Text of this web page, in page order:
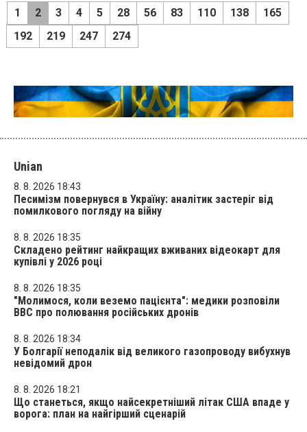
1 2 3 4 5 28 56 83 110 138
165
192
219 247 274
Unian
8. 8. 2026 18:43
Песимізм повернувся в Україну: аналітик застеріг від
помилкового погляду на війну
8. 8. 2026 18:35
Складено рейтинг найкращих вживаних відеокарт для
купівлі у 2026 році
8. 8. 2026 18:35
"Молимося, коли веземо пацієнта": медики розповіли
BBC про полювання російських дронів
8. 8. 2026 18:34
У Болгарії неподалік від великого газопроводу вибухнув
невідомий дрон
8. 8. 2026 18:21
Що станеться, якщо найсекретніший літак США впаде у
ворога: план на найгірший сценарій